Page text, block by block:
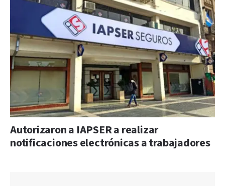
Autorizaron a IAPSER a realizar
notificaciones electrónicas a trabajadores